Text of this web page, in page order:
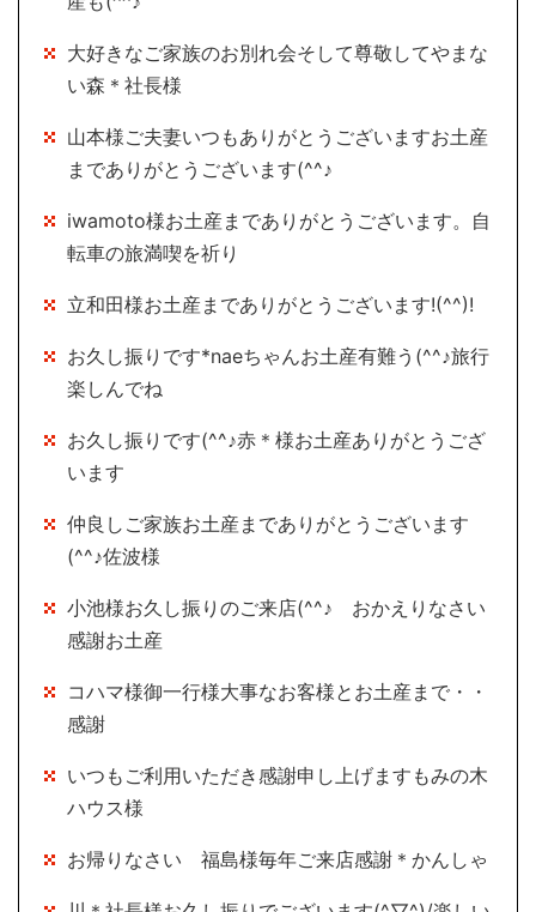
大好きなご家族のお別れ会そして尊敬してやまな
い森＊社長様
山本様ご夫妻いつもありがとうございますお土産
までありがとうございます(^^♪
iwamoto様お土産までありがとうございます。自
転車の旅満喫を祈り
立和田様お土産までありがとうございます!(^^)!
お久し振りです*naeちゃんお土産有難う(^^♪旅行
楽しんでね
お久し振りです(^^♪赤＊様お土産ありがとうござ
います
仲良しご家族お土産までありがとうございます
(^^♪佐波様
小池様お久し振りのご来店(^^♪ おかえりなさい
感謝お土産
コハマ様御一行様大事なお客様とお土産まで・・
感謝
いつもご利用いただき感謝申し上げますもみの木
ハウス様
お帰りなさい 福島様毎年ご来店感謝＊かんしゃ